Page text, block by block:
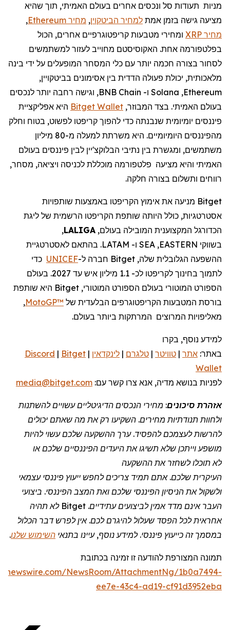
מניות תעודות סל ונכסים אחרים בעולם האמיתי, תוך שהיא
מציעה גישה בזמן אמת למחיר הביטקוין, מחיר Ethereum
,
מחיר XRP
ומחירי מטבעות קריפטוגרפיים אחרים, הכול
בפלטפורמה אחת. האקוסיסטם מחוייב לעזור למשתמשים
לסחור בצורה חכמה יותר עם כלי המסחר המופעלים על ידי בינה
מלאכותית, יכולת פעולה הדדית בין אסימונים בביטקויין,
Ethereum
,
Solana ו- BNB Chain, וגישה רחבה יותר לנכסים
בעולם האמיתי. בצד המבוזר, Bitget Wallet היא אפליקציית
פיננסים יומיומית שנבנתה כדי להפוך קריפטו לפשוט, בטוח וחלק
מהפיננסים היומיומיים. היא
משרתת למעלה מ-80 מיליון
משתמשים, ומגשרת בין נתיבי הבלוקצ'יין לבין פיננסים בעולם
האמיתי והיא מציעה פלטפורמה מוכללת לכניסה ויציאה, מסחר,
רווחים ותשלום בצורה חלקה.
Bitget מניעה את אימוץ הקריפטו באמצעות שותפויות
אסטרטגיות, כולל היותה שותפת הקריפטו הרשמית של ליגת
הכדורגל המקצוענית המובילה בעולם, LALIGA
,
בשווקי EASTERN
,
SEA ו- LATAM
. בהתאם לאסטרטגיית
ההשפעה הגלובלית שלה, Bitget חברה ל-UNICEF כדי
לתמוך בחינוך לקריפטו לכ- 1.1 מיליון איש עד 2027.
בעולם
הספורט המוטורי בעולם הספורט המוטורי, Bitget היא שותפת
בורסת המטבעות הקריפטוגרפים הבלעדית של MotoGP™
,
מאליפויות המרוצים המרתקות ביותר בעולם.
למידע נוסף, בקרו
באתר: אתר | טוויטר | טלגרם | לינקדאין |
Discord | Bitget
Wallet
לפניות בנושא מדיה, אנא צרו קשר עם: media@bitget.com
אזהרת סיכונים: מחירי הנכסים הדיגיטליים עשויים להשתנות
ולחוות תנודתיות מחירים. השקיעו רק את מה שאתם יכולים
להרשות לעצמכם להפסיד. ערך ההשקעה שלכם עשוי להיות
מושפע וייתכן שלא תשיגו את היעדים הפיננסיים שלכם או
לא תוכלו לשחזר את ההשקעה
העיקרית שלכם. אתם תמיד צריכים לחפש ייעוץ פיננסי עצמאי
ולשקול את הניסיון הפיננסי שלכם ואת המצב הפיננסי. ביצועי
העבר אינם מדד אמין לביצועים עתידיים. Bitget לא תהיה
אחראית לכל הפסד שעלול להיגרם לכם. אין לפרש דבר הכלול
במסמך זה כייעוץ פיננסי. למידע נוסף, עיינו בתנאי השימוש שלנו.
תמונה המצורפת להודעה זו זמינה בכתובת
NewsRoom/AttachmentNg/1b0a7494-
ee7e-43c4-ad19-cf91d3952eba